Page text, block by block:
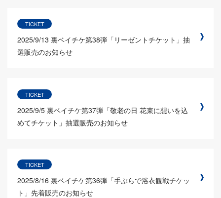
TICKET
2025/9/13 裏ベイチケ第38弾「リーゼントチケット」抽
選販売のお知らせ
TICKET
2025/9/5 裏ベイチケ第37弾「敬老の日 花束に想いを込
めてチケット」抽選販売のお知らせ
TICKET
2025/8/16 裏ベイチケ第36弾「手ぶらで浴衣観戦チケッ
ト」先着販売のお知らせ